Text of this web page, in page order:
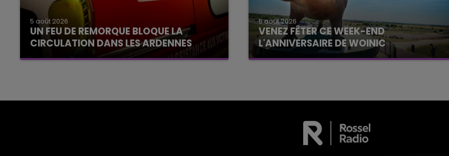
5 août 2026
UN FEU DE REMORQUE BLOQUE LA
CIRCULATION DANS LES ARDENNES
Un feu de remorque s'est déclaré ce mercredi
5 août 2026
VENEZ FÊTER CE WEEK-END
L'ANNIVERSAIRE DE WOINIC
Ce samedi 8 août sera un grand jour :